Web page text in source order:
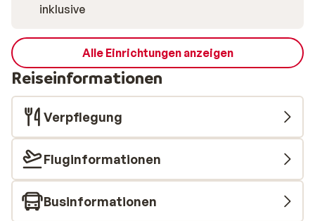
inklusive
Alle Einrichtungen anzeigen
Reiseinformationen
Verpflegung
Fluginformationen
Businformationen